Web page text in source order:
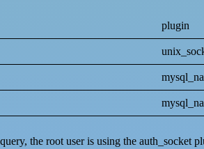
plugin
the root user is using the auth_socket